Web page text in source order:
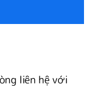
liên hệ với